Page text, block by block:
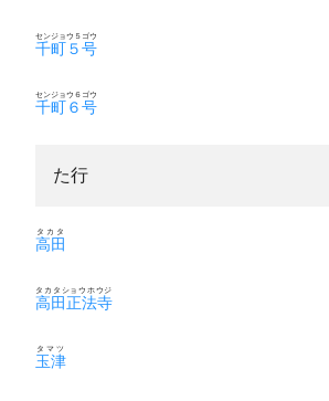
千町５号
センジョウ５ゴウ
千町６号
センジョウ６ゴウ
た行
高田
タカタ
高田正法寺
タカタショウホウジ
玉津
タマツ